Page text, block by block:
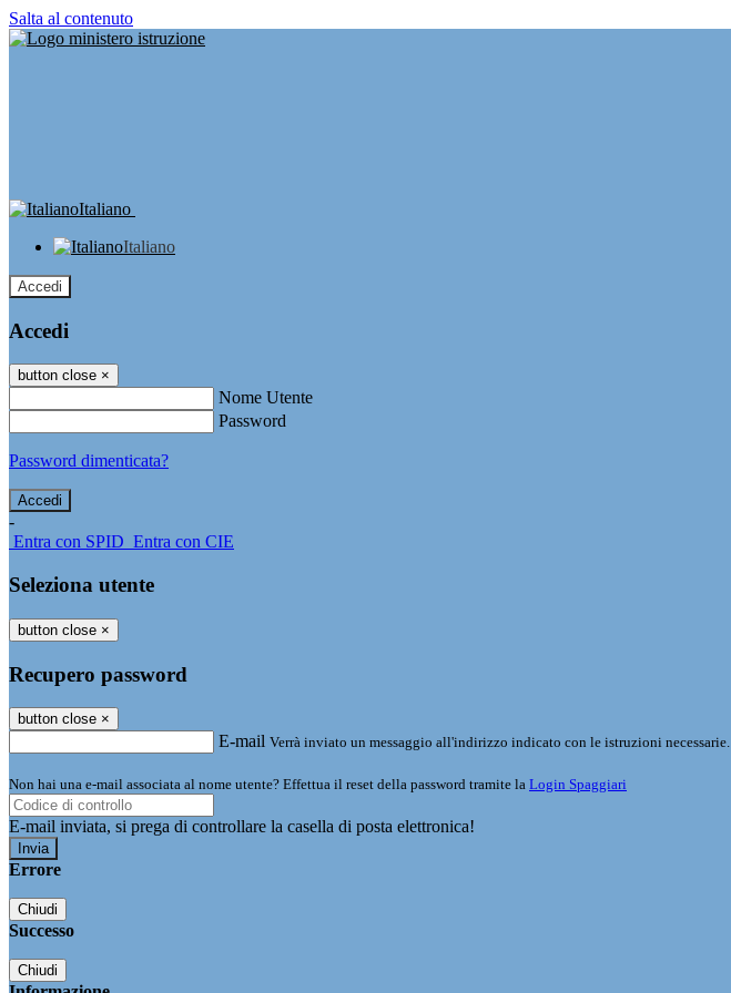
Salta al contenuto
Italiano
Italiano
Accedi
Accedi
button close ×
Nome Utente
Password
Password dimenticata?
-
Entra con SPID Entra con CIE
Seleziona utente
button close ×
Recupero password
button close ×
E-mail Verrà inviato un messaggio all'indirizzo indicato con le istruzioni necessarie.
Non hai una e-mail associata al nome utente? Effettua il reset della password tramite la Login Spaggiari
E-mail inviata, si prega di controllare la casella di posta elettronica!
Errore
Chiudi
Successo
Chiudi